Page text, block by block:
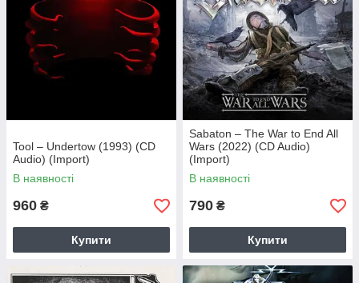
Tool – Undertow (1993) (CD
Audio) (Import)
В наявності
960 ₴
Купити
Sabaton – The War to End All
Wars (2022) (CD Audio)
(Import)
В наявності
790 ₴
Купити